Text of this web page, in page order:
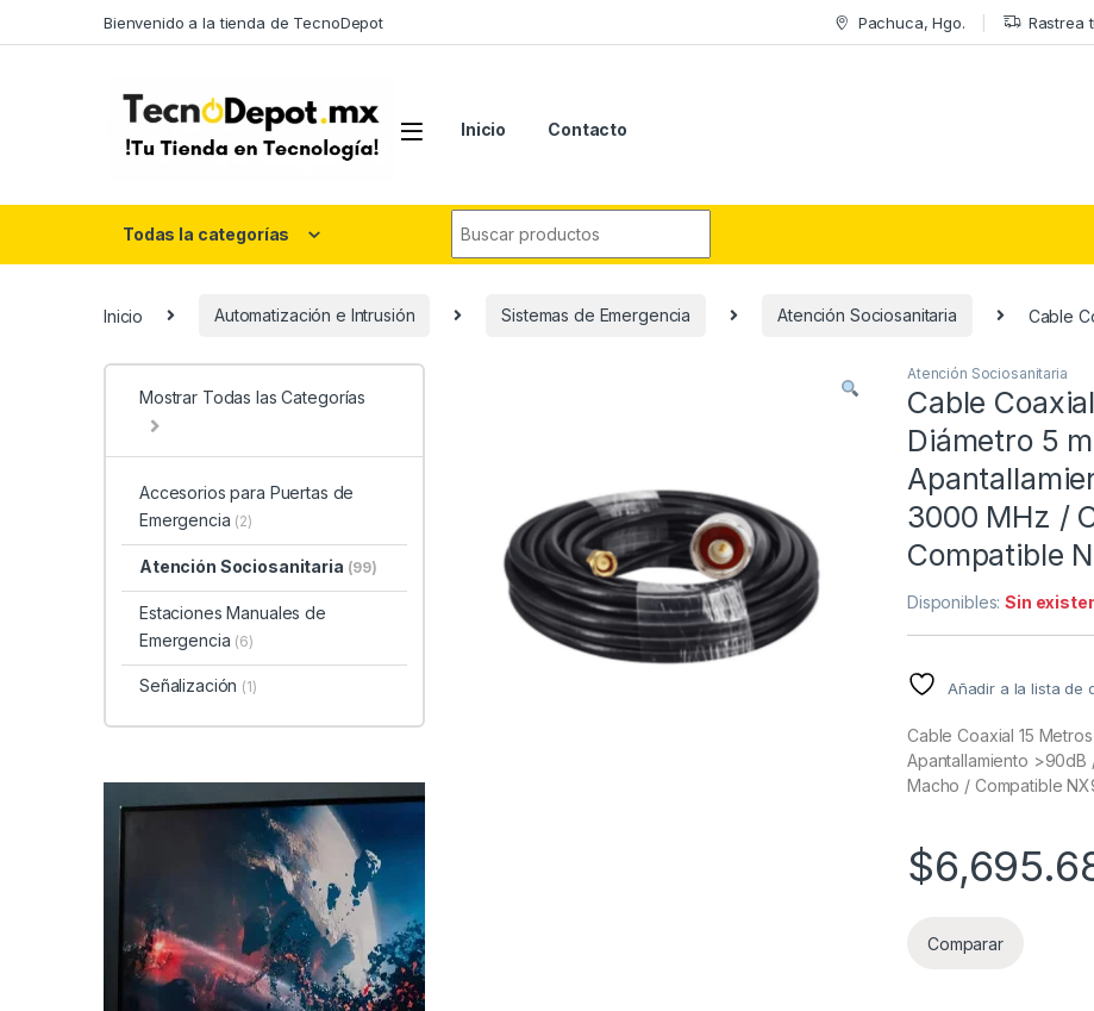
Bienvenido a la tienda de TecnoDepot Pachuca, Hgo. Rastrea
Inicio Contacto
Todas la categorías
Inicio Automatización e Intrusión Sistemas de Emergencia Atención Sociosanitaria Cable
Atención Sociosanitaria
Cable
Diámetro 5
3000 MHz /
Compatible
Disponibles:Sin
Añadir a la lista de
Cable Coaxial 15
Apantallamiento
Macho / Compatible
$
Comparar
Mostrar Todas las Categorías
Accesorios para Puertas de
Emergencia (2)
Atención Sociosanitaria (99)
Estaciones Manuales de
Emergencia (6)
Señalización (1)